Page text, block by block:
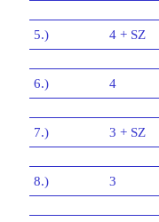
5.) 4 + SZ
6.) 4
7.) 3 + SZ
8.) 3